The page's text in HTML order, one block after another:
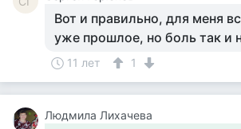
Вот и правильно, для меня
уже прошлое, но боль так и
11 лет 1
Людмила Лихачева